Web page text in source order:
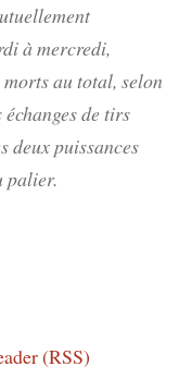
à mercredi,
au total, selon
de tirs
deux puissances
palier.
(RSS)